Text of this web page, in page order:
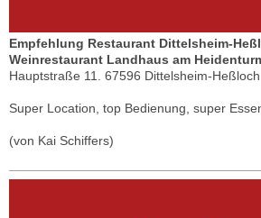
Empfehlung Restaurant Dittelsheim-
Weinrestaurant Landhaus am
Hauptstraße 11. 67596 Dittelsheim-Heßloch
Super Location, top Bedienung, super
(von Kai Schiffers)